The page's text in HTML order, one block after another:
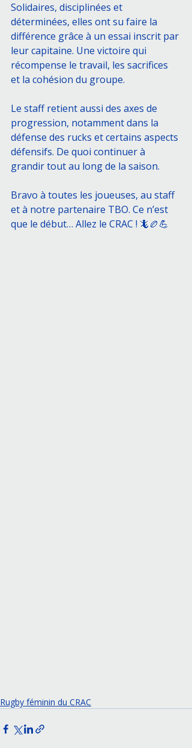
Solidaires, disciplinées et
déterminées, elles ont su faire la
différence grâce à un essai inscrit par
leur capitaine. Une victoire qui
récompense le travail, les sacrifices
et la cohésion du groupe.
Le staff retient aussi des axes de
progression, notamment dans la
défense des rucks et certains aspects
défensifs. De quoi continuer à
grandir tout au long de la saison.
Bravo à toutes les joueuses, au staff
et à notre partenaire TBO. Ce n’est
que le début… Allez le CRAC ! 🦎🏉💪
Rugby féminin du CRAC